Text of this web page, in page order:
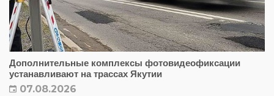
Дополнительные комплексы фотовидеофиксации
устанавливают на трассах Якутии
07.08.2026